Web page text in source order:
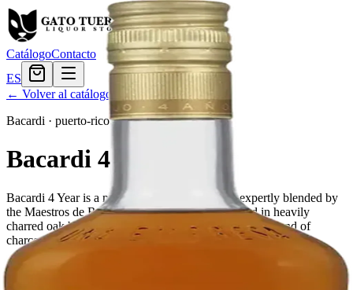
CatálogoContacto
ES
← Volver al catálogo
Bacardi · puerto-rico
Bacardi 4 Year
Bacardi 4 Year is a medium-bodied black rum, expertly blended by
the Maestros de Ron Bacardi using rum developed in heavily
charred oak barrels and then shaped through a secret blend of
charcoals.
Tamaño